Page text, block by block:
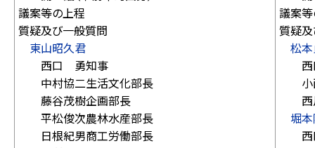
議案等の上程
質疑及び一般質問
東山昭久君
西口 勇知事
中村協二生活文化部長
藤谷茂樹企画部長
平松俊次農林水産部長
日根紀男商工労働部長
議案
質疑
松
西
小
西
堀
西